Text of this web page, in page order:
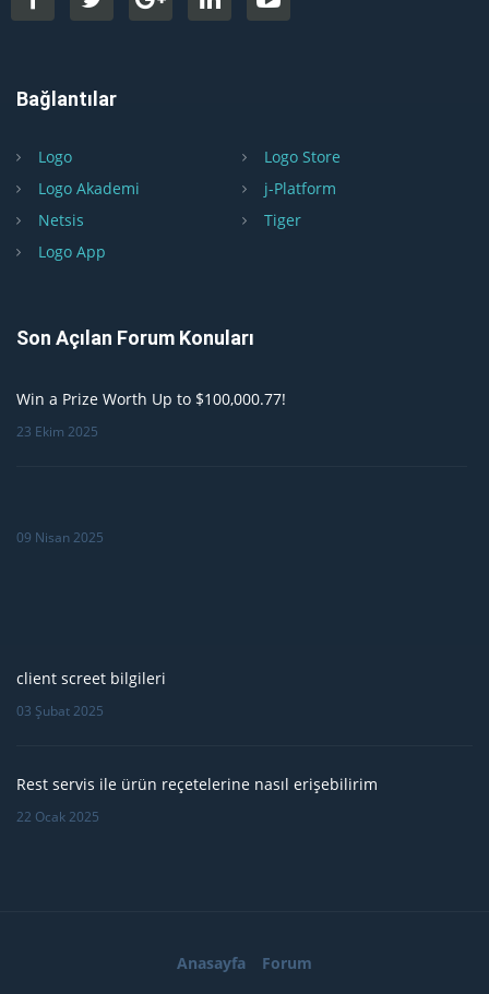
Bağlantılar
Logo
Logo Store
Logo Akademi
j-Platform
Netsis
Tiger
Logo App
Son Açılan Forum Konuları
Win a Prize Worth Up to $100,000.77!
23 Ekim 2025
09 Nisan 2025
client screet bilgileri
03 Şubat 2025
Rest servis ile ürün reçetelerine nasıl erişebilirim
22 Ocak 2025
Anasayfa
Forum